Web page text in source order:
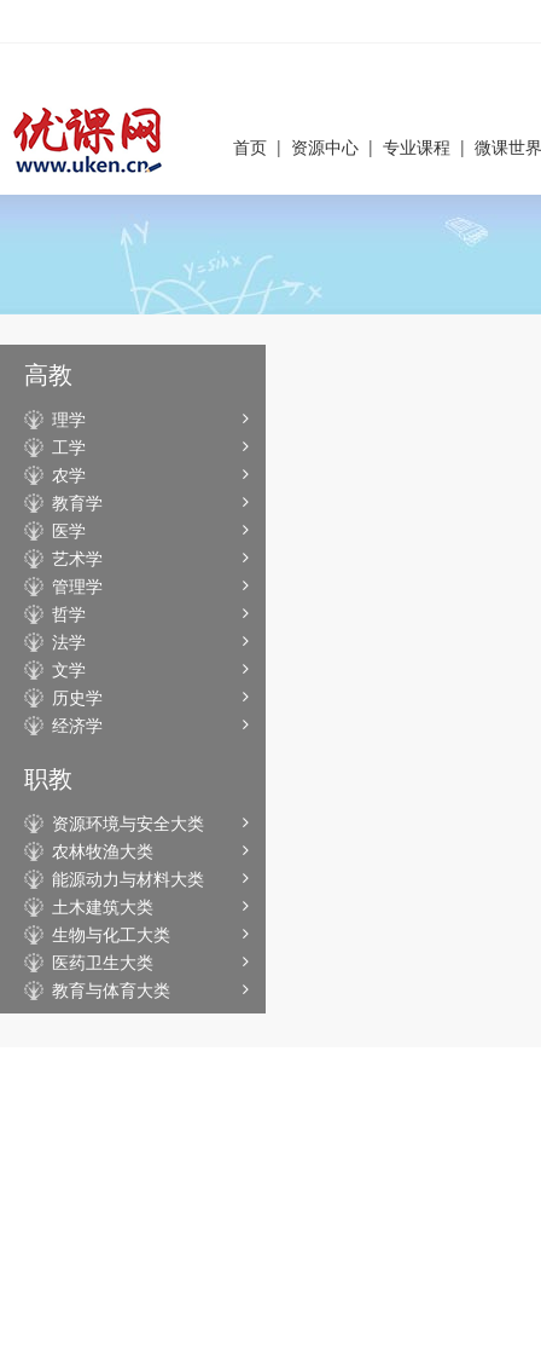
首页 | 资源中心 | 专业课程 | 微课世界
高教
理学
工学
农学
教育学
医学
艺术学
管理学
哲学
法学
文学
历史学
经济学
职教
资源环境与安全大类
农林牧渔大类
能源动力与材料大类
土木建筑大类
生物与化工大类
医药卫生大类
教育与体育大类